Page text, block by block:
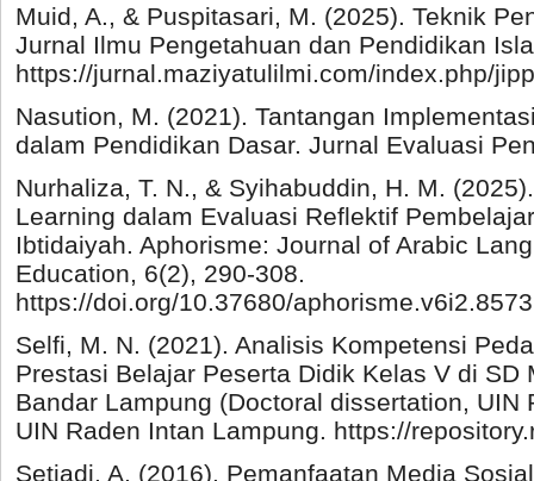
Muid, A., & Puspitasari, M. (2025). Teknik
Jurnal Ilmu Pengetahuan dan Pendidikan
https://jurnal.maziyatulilmi.com/index.php/
Nasution, M. (2021). Tantangan
dalam Pendidikan Dasar. Jurnal Evaluasi
Nurhaliza, T. N., & Syihabuddin, H. M.
Learning dalam Evaluasi Reflektif
Ibtidaiyah. Aphorisme: Journal of Arabic
Education, 6(2), 290-308.
https://doi.org/10.37680/aphorisme.v6i2.8573
Selfi, M. N. (2021). Analisis Kompetensi
Prestasi Belajar Peserta Didik Kelas V di SD
Bandar Lampung (Doctoral dissertation, UIN
UIN Raden Intan Lampung. https://
Setiadi, A. (2016). Pemanfaatan Media